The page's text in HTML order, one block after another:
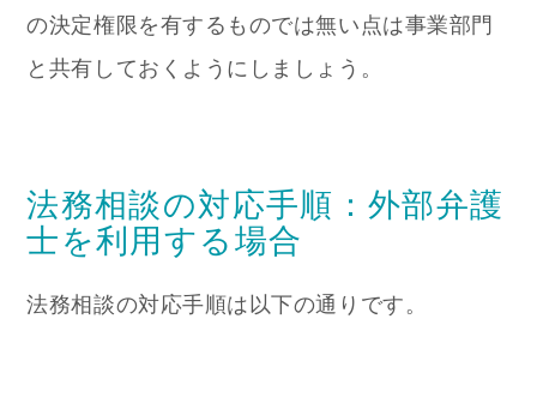
の決定権限を有するものでは無い点は事業部門
と共有しておくようにしましょう。
法務相談の対応手順：外部弁護
士を利用する場合
法務相談の対応手順は以下の通りです。